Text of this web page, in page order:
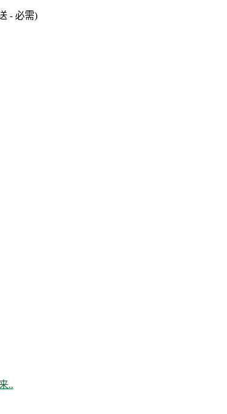
- 必需)
..